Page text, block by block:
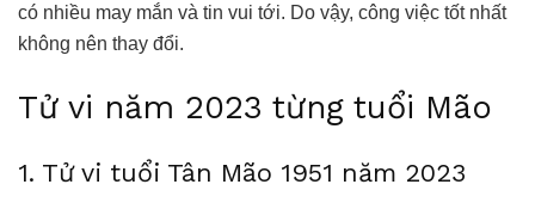
có nhiều may mắn và tin vui tới. Do vậy, công việc tốt nhất
không nên thay đổi.
Tử vi năm 2023 từng tuổi Mão
1. Tử vi tuổi Tân Mão 1951 năm 2023